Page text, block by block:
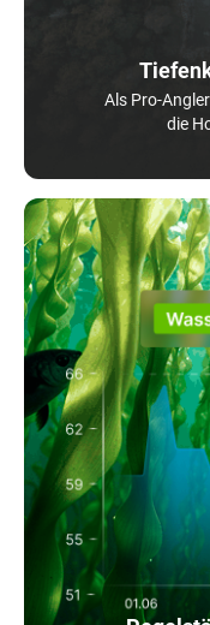
Als Pro-
die